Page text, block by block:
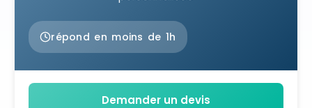
répond en moins de 1h
Demander un devis